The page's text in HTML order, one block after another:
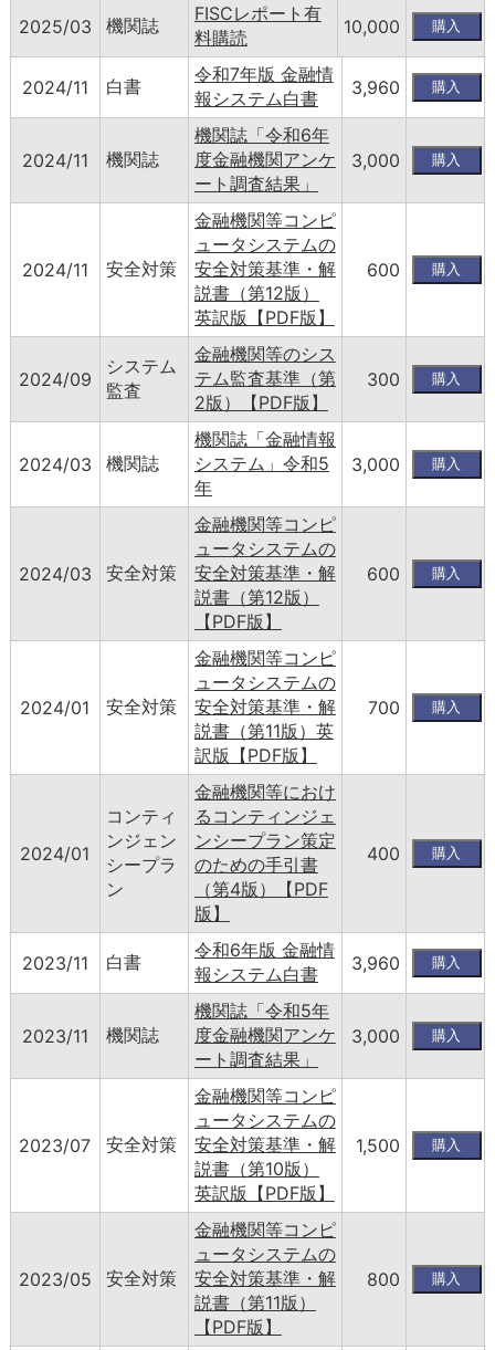
2025/03 機関誌
FISCレポート有
料購読
10,000
2024/11 白書
令和7年版 金融情
報システム白書
3,960
2024/11 機関誌
機関誌「令和6年
度金融機関アンケ
ート調査結果」
3,000
2024/11 安全対策
金融機関等コンピ
ュータシステムの
安全対策基準・解
説書（第12版）
英訳版【PDF版】
600
2024/09
システム
監査
金融機関等のシス
テム監査基準（第
2版）【PDF版】
300
2024/03 機関誌
機関誌「金融情報
システム」令和5
年
3,000
2024/03 安全対策
金融機関等コンピ
ュータシステムの
安全対策基準・解
説書（第12版）
【PDF版】
600
2024/01 安全対策
金融機関等コンピ
ュータシステムの
安全対策基準・解
説書（第11版）英
訳版【PDF版】
700
2024/01
コンティ
ンジェン
シープラ
ン
金融機関等におけ
るコンティンジェ
ンシープラン策定
のための手引書
（第4版）【PDF
版】
400
2023/11 白書
令和6年版 金融情
報システム白書
3,960
2023/11 機関誌
機関誌「令和5年
度金融機関アンケ
ート調査結果」
3,000
2023/07 安全対策
金融機関等コンピ
ュータシステムの
安全対策基準・解
説書（第10版）
英訳版【PDF版】
1,500
2023/05 安全対策
金融機関等コンピ
ュータシステムの
安全対策基準・解
説書（第11版）
【PDF版】
800